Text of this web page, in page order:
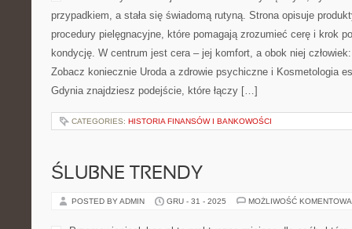
przypadkiem, a stała się świadomą rutyną. Strona opisuje
procedury pielęgnacyjne, które pomagają zrozumieć cerę i krok
kondycję. W centrum jest cera – jej komfort, a obok niej
Zobacz koniecznie Uroda a zdrowie psychiczne i Kosmetologia
Gdynia znajdziesz podejście, które łączy […]
CATEGORIES: HISTORIA FINANSÓW I BANKOWOŚCI
ŚLUBNE TRENDY
POSTED BY ADMIN GRU - 31 - 2025 MOŻLIWOŚĆ